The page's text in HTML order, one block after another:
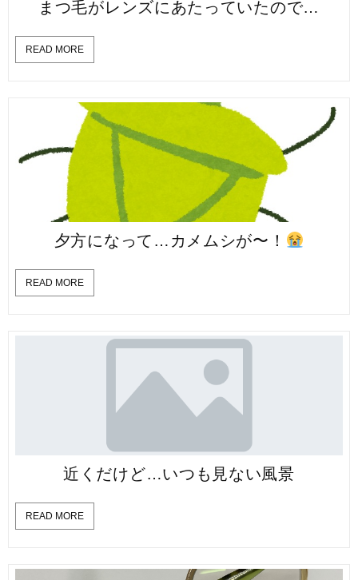
まつ毛がレンズにあたっていたので…
READ MORE
夕方になって…カメムシが〜！
READ MORE
近くだけど…いつも見ない風景
READ MORE